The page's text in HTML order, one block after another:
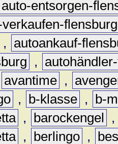
auto-entsorgen-
flensburg
,
autoankauf-
,
avantime ,
, b-klasse ,
b-
, barockengel
, berlingo ,